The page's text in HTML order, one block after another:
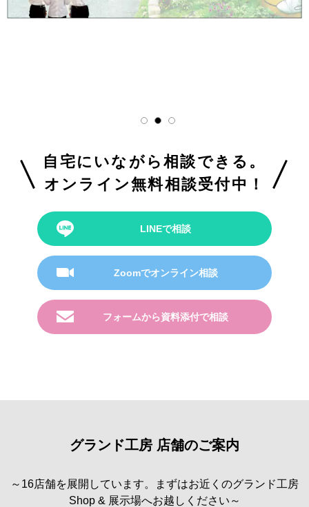
自宅にいながら相談できる。
オンライン無料相談受付中！
LINEで相談
Zoomでオンライン相談
フォームから資料添付で相談
グランド工房 店舗のご案内
～16店舗を展開しています。まずはお近くのグランド工房
Shop & 展示場へお越しください～